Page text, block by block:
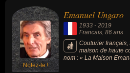
Notez-le !
Emanuel Ungaro
1933 - 2019
Francais, 86 ans
Couturier français,
maison de haute
nom : « La Maison